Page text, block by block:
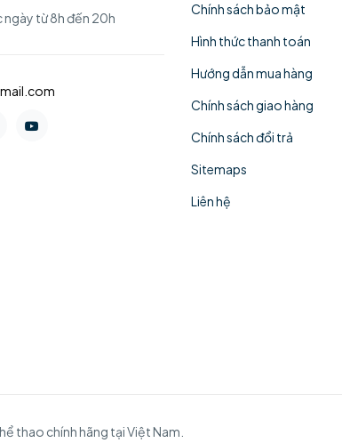
ngày từ 8h đến 20h
Chính sách bảo mật
Hình thức thanh toán
Hướng dẫn mua hàng
Chính sách giao hàng
Chính sách đổi trả
Sitemaps
Liên hệ
thao chính hãng tại Việt Nam.